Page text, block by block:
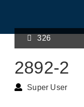
326
2892-2
Super User